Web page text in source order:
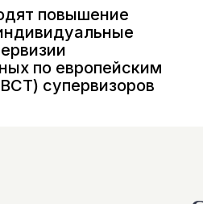
повышение
по европейским
супервизоров